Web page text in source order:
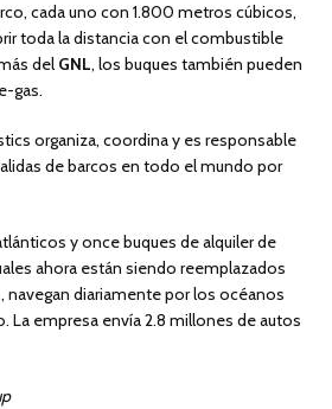
cada uno con 1.800 metros cúbicos,
toda la distancia con el combustible
del GNL, los buques también pueden
gas.
organiza, coordina y es responsable
de barcos en todo el mundo por
y once buques de alquiler de
ahora están siendo reemplazados
, navegan diariamente por los océanos
La empresa envía 2.8 millones de autos